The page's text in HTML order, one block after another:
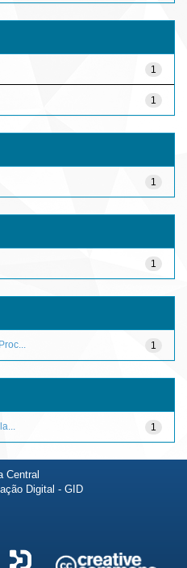
1
1
1
1
1
1
Central
Digital - GID